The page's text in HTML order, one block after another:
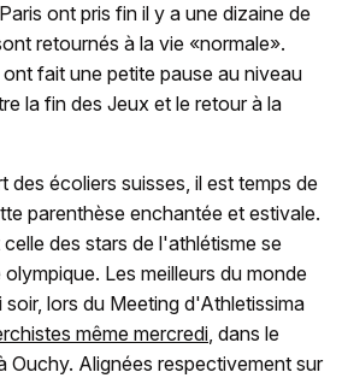
ont pris fin il y a une dizaine de
retournés à la vie «normale».
fait une petite pause au niveau
la fin des Jeux et le retour à la
des écoliers suisses, il est temps de
parenthèse enchantée et estivale.
des stars de l'athlétisme se
Les meilleurs du monde
lors du Meeting d'Athletissima
même mercredi, dans le
Ouchy. Alignées respectivement sur